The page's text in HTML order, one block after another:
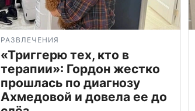
РАЗВЛЕЧЕНИЯ
«Триггерю тех, кто в
терапии»: Гордон жестко
прошлась по диагнозу
Ахмедовой и довела ее до